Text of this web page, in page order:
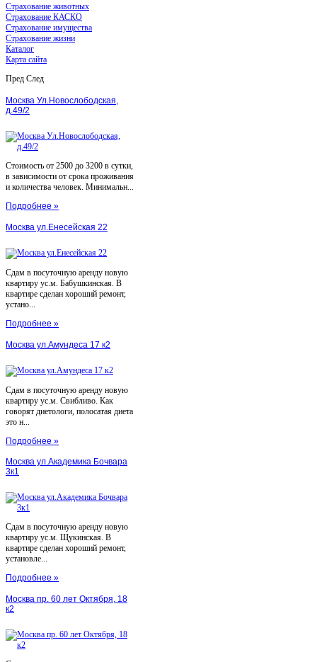
Страхование животных
Страхование КАСКО
Страхование имущества
Страхование жизни
Каталог
Карта сайта
Пред След
Москва Ул.Новослободская,
д.49/2
Стоимость от 2500 до 3200 в сутки,
в зависимости от срока проживания
и количества человек. Минимальн...
Подробнее »
Москва ул.Енесейская 22
Сдам в посуточную аренду новую
квартиру ус.м. Бабушкинская. В
квартире сделан хороший ремонт,
устано...
Подробнее »
Москва ул.Амундеса 17 к2
Сдам в посуточную аренду новую
квартиру ус.м. Свибливо. Как
говорят диетологи, полосатая диета
это н...
Подробнее »
Москва ул.Академика Бочвара
3к1
Сдам в посуточную аренду новую
квартиру ус.м. Щукинская. В
квартире сделан хороший ремонт,
установле...
Подробнее »
Москва пр. 60 лет Октября, 18
к2